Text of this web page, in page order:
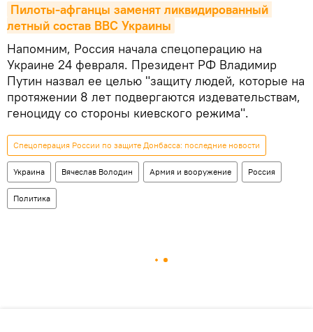
Пилоты-афганцы заменят ликвидированный
летный состав ВВС Украины
Напомним, Россия начала спецоперацию на
Украине 24 февраля. Президент РФ Владимир
Путин назвал ее целью "защиту людей, которые на
протяжении 8 лет подвергаются издевательствам,
геноциду со стороны киевского режима".
Спецоперация России по защите Донбасса: последние новости
Украина Вячеслав Володин Армия и вооружение Россия
Политика